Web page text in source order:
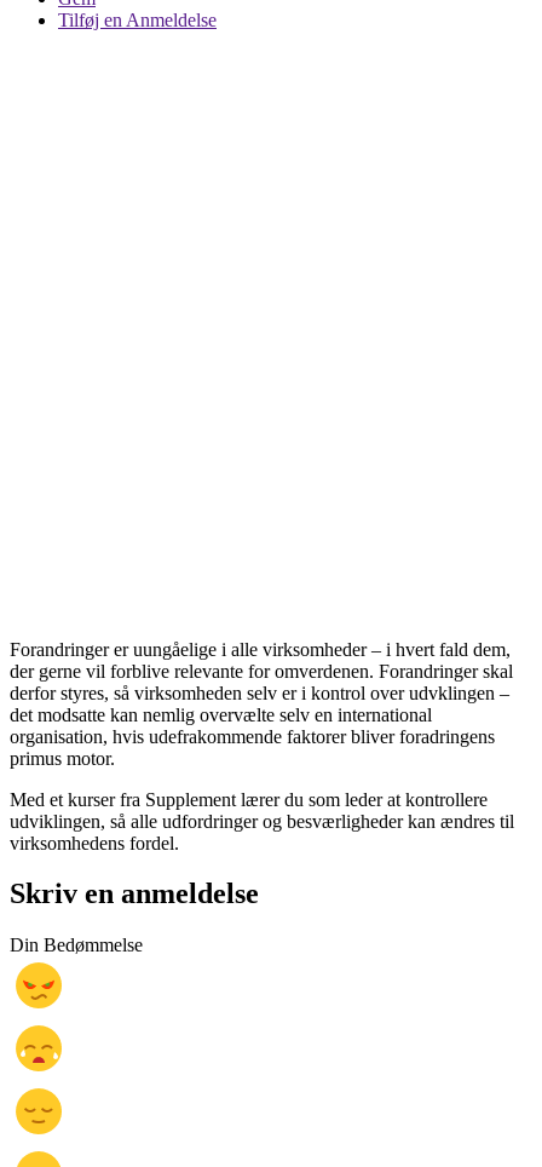
Tilføj en Anmeldelse
Forandringer er uungåelige i alle virksomheder – i hvert fald dem,
der gerne vil forblive relevante for omverdenen. Forandringer skal
derfor styres, så virksomheden selv er i kontrol over udvklingen –
det modsatte kan nemlig overvælte selv en international
organisation, hvis udefrakommende faktorer bliver foradringens
primus motor.
Med et kurser fra Supplement lærer du som leder at kontrollere
udviklingen, så alle udfordringer og besværligheder kan ændres til
virksomhedens fordel.
Skriv en anmeldelse
Din Bedømmelse